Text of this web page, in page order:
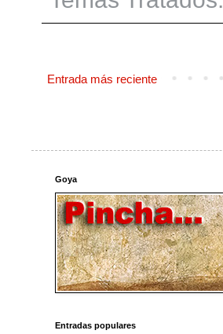
Entrada más reciente
Goya
Entradas populares